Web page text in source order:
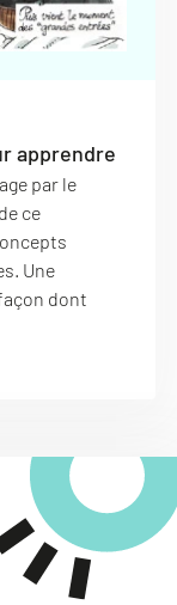
apprendre
par le
ce
Une
dont